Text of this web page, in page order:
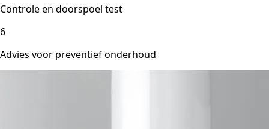
Controle en doorspoel test
6
Advies voor preventief onderhoud